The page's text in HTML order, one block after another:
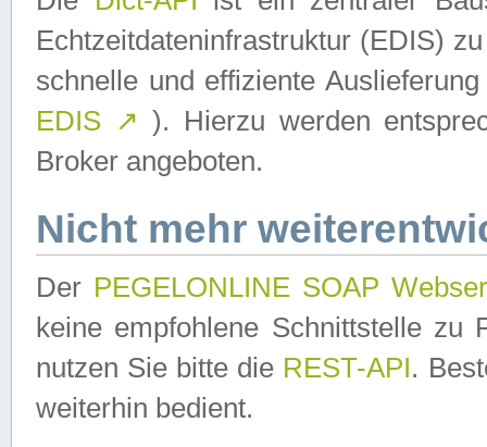
Echtzeitdateninfrastruktur (EDIS)
schnelle und effiziente
EDIS ↗ ). Hierzu werden
Broker angeboten.
Nicht mehr
Der PEGELONLINE SOAP
keine empfohlene Schnittstelle zu
nutzen Sie bitte die REST-API.
weiterhin bedient.